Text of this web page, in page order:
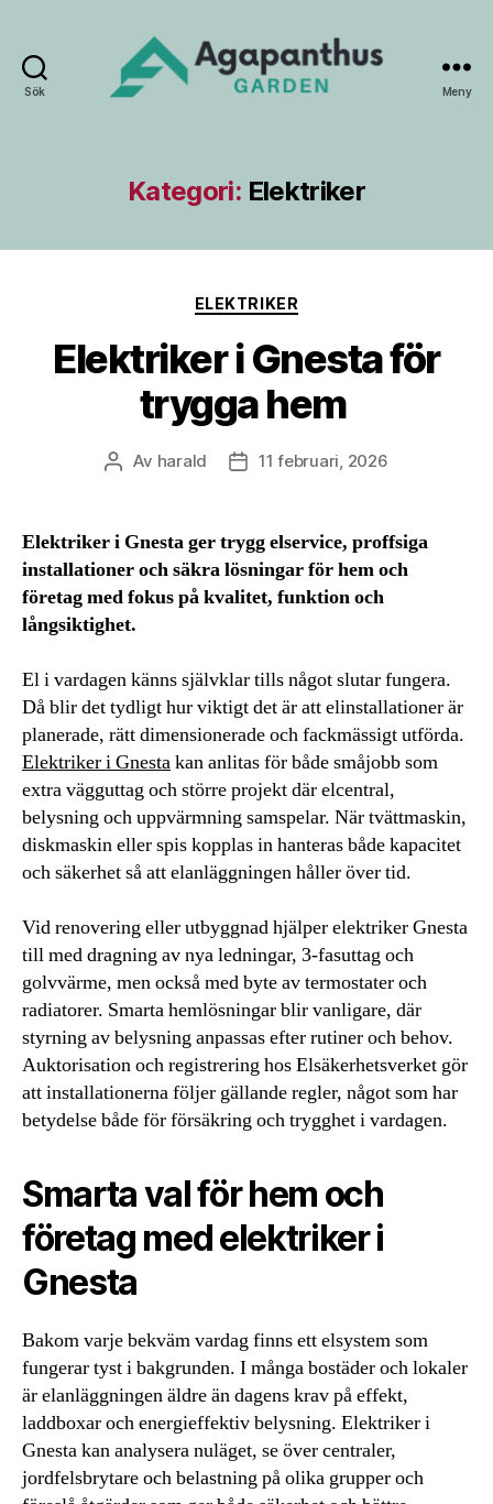
Sök Meny
Kategori: Elektriker
Kategorier
ELEKTRIKER
Elektriker i Gnesta för
trygga hem
Inläggsförfattare
Av harald Inläggsdatum
11 februari, 2026
Elektriker i Gnesta ger trygg elservice, proffsiga
installationer och säkra lösningar för hem och
företag med fokus på kvalitet, funktion och
långsiktighet.
El i vardagen känns självklar tills något slutar fungera.
Då blir det tydligt hur viktigt det är att elinstallationer är
planerade, rätt dimensionerade och fackmässigt utförda.
Elektriker i Gnestakan anlitas för både småjobb som
extra vägguttag och större projekt där elcentral,
belysning och uppvärmning samspelar. När tvättmaskin,
diskmaskin eller spis kopplas in hanteras både kapacitet
och säkerhet så att elanläggningen håller över tid.
Vid renovering eller utbyggnad hjälper elektriker Gnesta
till med dragning av nya ledningar, 3-fasuttag och
golvvärme, men också med byte av termostater och
radiatorer. Smarta hemlösningar blir vanligare, där
styrning av belysning anpassas efter rutiner och behov.
Auktorisation och registrering hos Elsäkerhetsverket gör
att installationerna följer gällande regler, något som har
betydelse både för försäkring och trygghet i vardagen.
Smarta val för hem och
företag med elektriker i
Gnesta
Bakom varje bekväm vardag finns ett elsystem som
fungerar tyst i bakgrunden. I många bostäder och lokaler
är elanläggningen äldre än dagens krav på effekt,
laddboxar och energieffektiv belysning. Elektriker i
Gnesta kan analysera nuläget, se över centraler,
jordfelsbrytare och belastning på olika grupper och